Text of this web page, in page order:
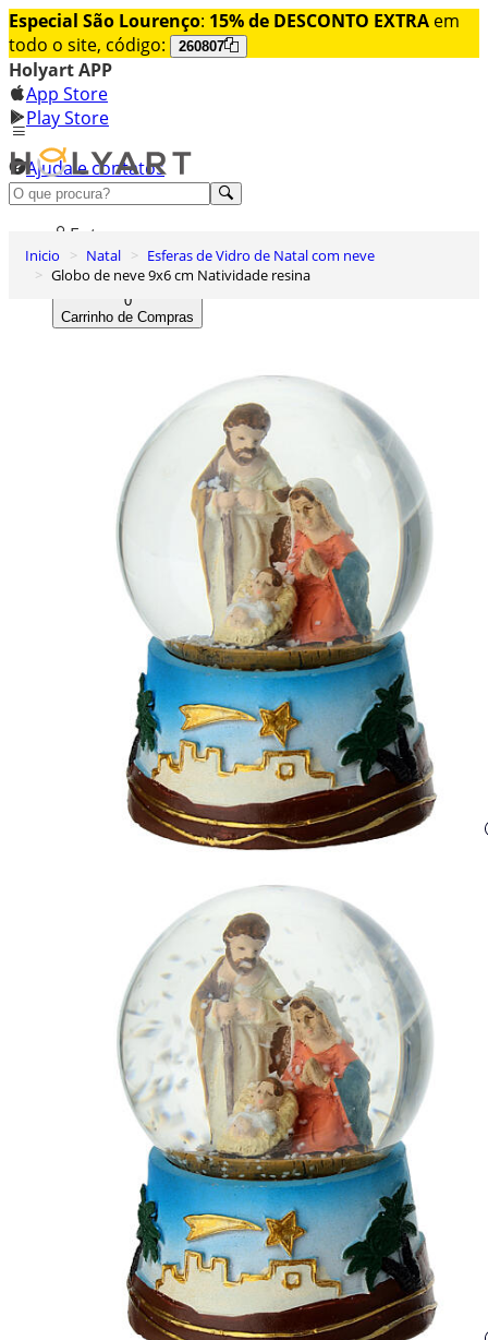
Especial São Lourenço: 15% de DESCONTO EXTRA em
todo o site, código:
260807
Holyart APP
App Store
Play Store
Ajuda e contatos
Conheça premium
Entrar
Lista de Desejos
0
Carrinho de Compras
Inicio Natal
Esferas de Vidro de Natal com neve
Globo de neve 9x6 cm Natividade resina